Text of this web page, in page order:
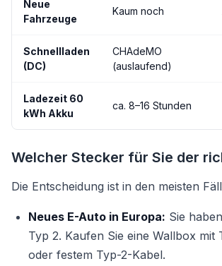
Neue
Fahrzeuge
Kaum noch
Schnellladen
(DC)
CHAdeMO
(auslaufend)
Ladezeit 60
kWh Akku
ca. 8–16 Stunden
Welcher Stecker für Sie der
Die Entscheidung ist in den meisten
Neues E-Auto in Europa: Sie
Typ 2. Kaufen Sie eine Wallbox mit
oder festem Typ-2-Kabel.